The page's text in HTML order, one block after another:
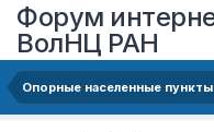
Форум
ВолНЦ РАН